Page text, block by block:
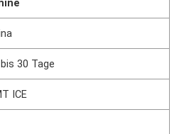
30 Tage
ICE